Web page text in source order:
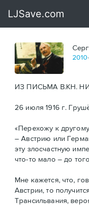
2010-
ИЗ ПИСЬМА В.КН.
26 июля 1916 г.
«Перехожу к
– Австрию или
эту злосчастную
что-то мало – до
Мне кажется, что,
Австрии, то
Трансильвания,